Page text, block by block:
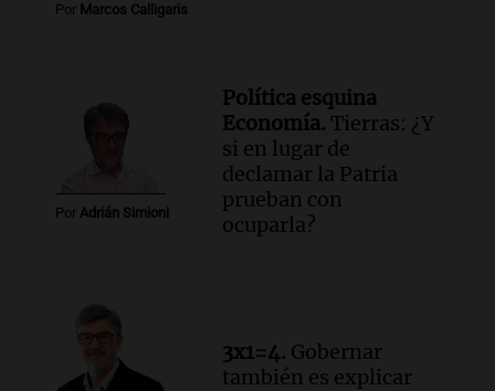
Por Marcos Calligaris
Por Adrián Simioni
Política esquina
Economía. Tierras: ¿Y
si en lugar de
declamar la Patria
prueban con
ocuparla?
3x1=4. Gobernar
también es explicar